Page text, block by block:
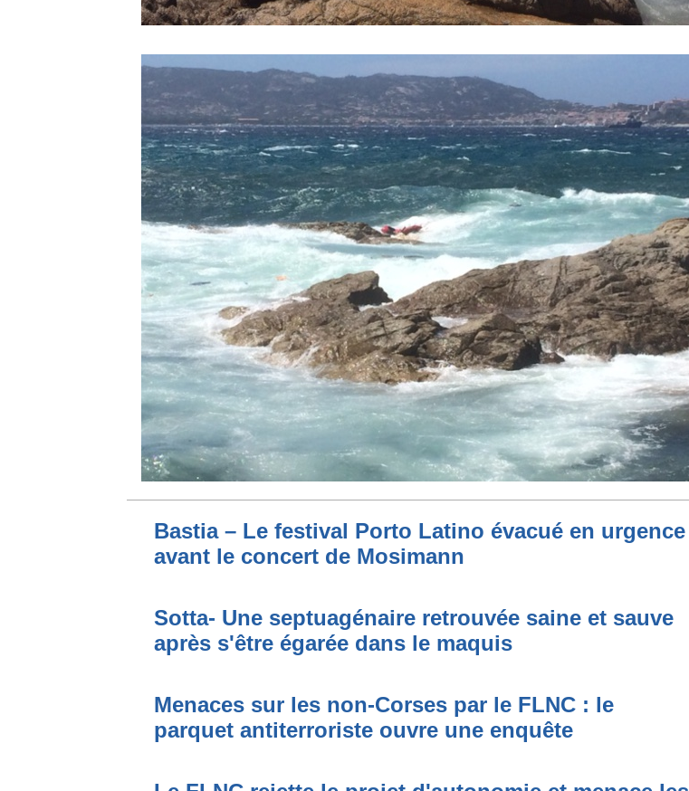
Bastia – Le festival Porto Latino évacué en urgence
avant le concert de Mosimann
Sotta- Une septuagénaire retrouvée saine et sauve
après s'être égarée dans le maquis
Menaces sur les non-Corses par le FLNC : le
parquet antiterroriste ouvre une enquête